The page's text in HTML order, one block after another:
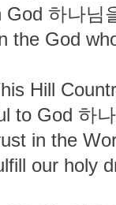
God 하나님
the God
Hill
to God 하
in the
our holy